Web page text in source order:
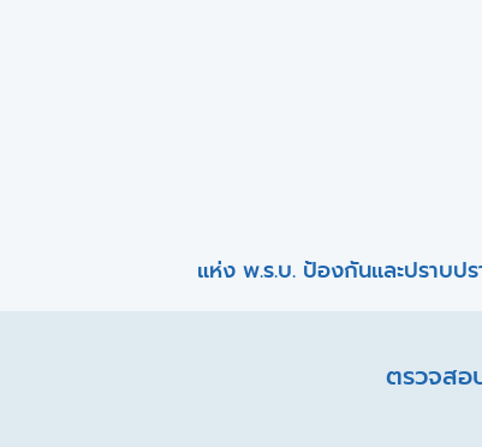
แห่ง พ.ร.บ. ป้องกันและปราบป
ตรวจสอ